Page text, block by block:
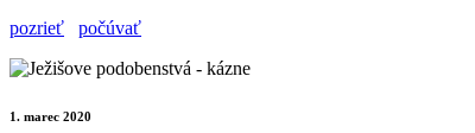
pozrieť
počúvať
1. marec 2020